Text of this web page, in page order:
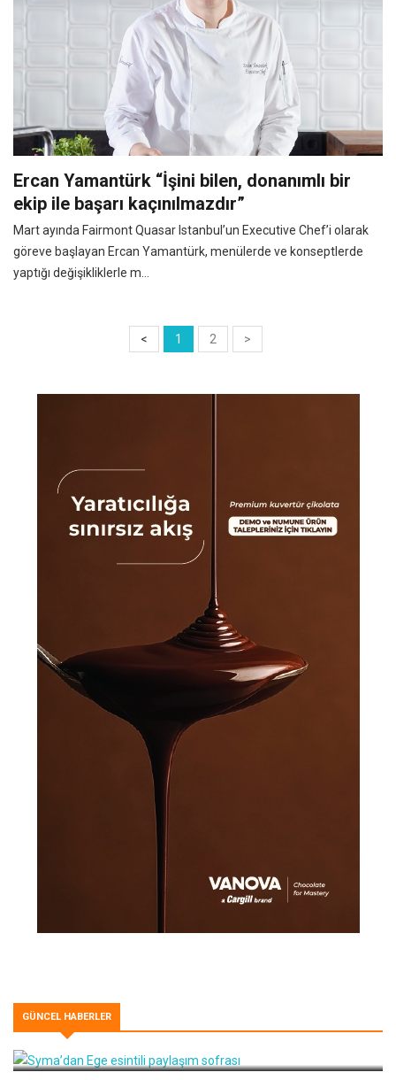
Ercan Yamantürk “İşini bilen, donanımlı bir
ekip ile başarı kaçınılmazdır”
Mart ayında Fairmont Quasar Istanbul’un Executive Chef’i olarak
göreve başlayan Ercan Yamantürk, menülerde ve konseptlerde
yaptığı değişikliklerle m...
< 1 2 >
GÜNCEL HABERLER
Syma’dan Ege esintili paylaşım sofrası